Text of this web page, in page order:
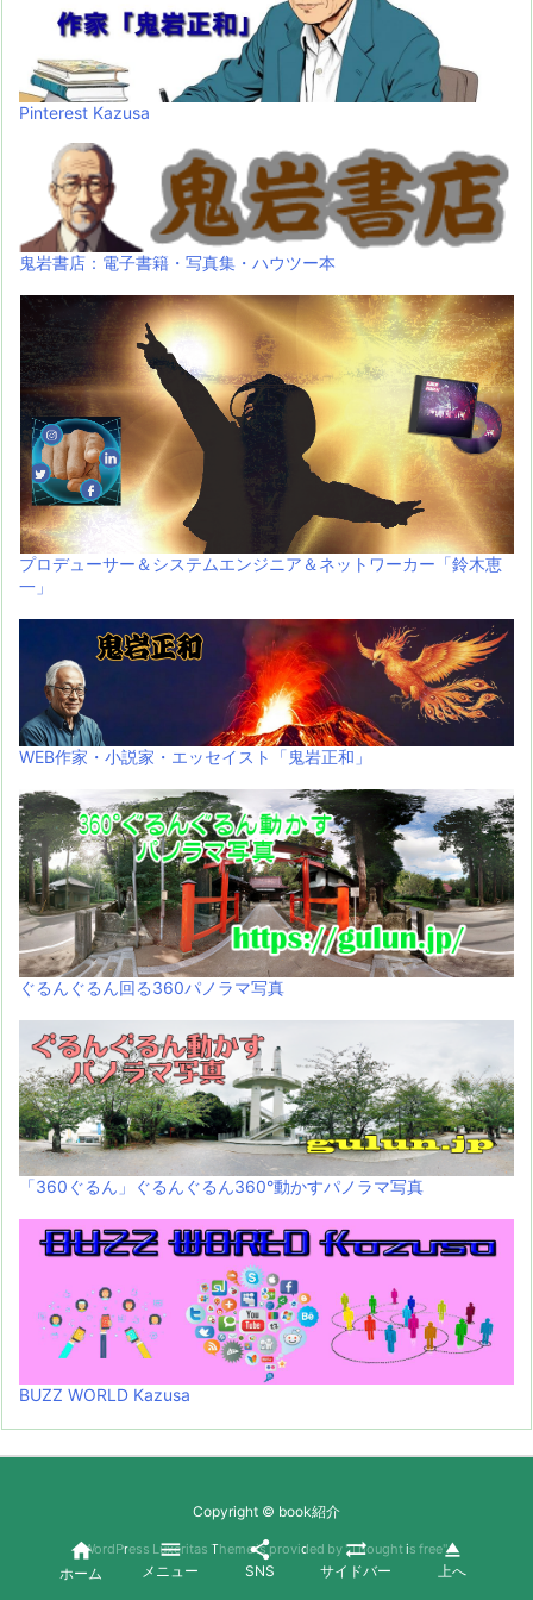
Pinterest Kazusa
鬼岩書店：電子書籍・写真集・ハウツー本
プロデューサー＆システムエンジニア＆ネットワーカー「鈴木恵
一」
WEB作家・小説家・エッセイスト「鬼岩正和」
ぐるんぐるん回る360パノラマ写真
「360ぐるん」ぐるんぐるん360°動かすパノラマ写真
BUZZ WORLD Kazusa
Copyright © book紹介
WordPress Luxeritas Theme is provided by "Thought is free".

ホーム

メニュー

SNS

サイドバー

上へ